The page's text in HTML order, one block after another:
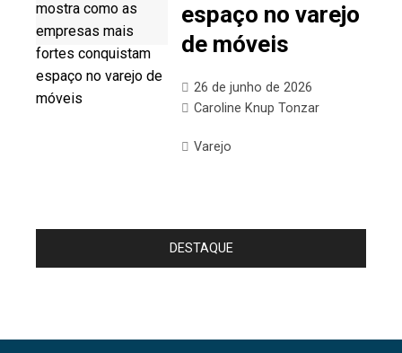
espaço no varejo
de móveis
26 de junho de 2026
Caroline Knup Tonzar
Varejo
DESTAQUE